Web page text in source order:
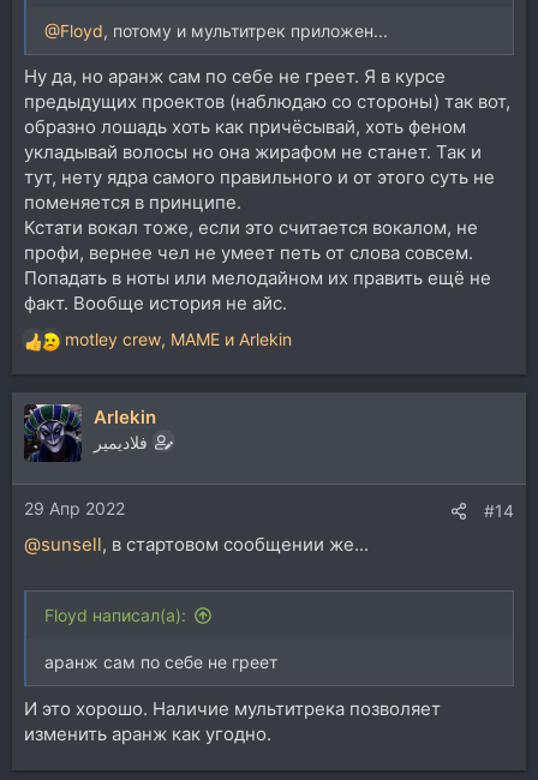
@Floyd, потому и мультитрек приложен...
Ну да, но аранж сам по себе не греет. Я в курсе
предыдущих проектов (наблюдаю со стороны) так вот,
образно лошадь хоть как причёсывай, хоть феном
укладывай волосы но она жирафом не станет. Так и
тут, нету ядра самого правильного и от этого суть не
поменяется в принципе.
Кстати вокал тоже, если это считается вокалом, не
профи, вернее чел не умеет петь от слова совсем.
Попадать в ноты или мелодайном их править ещё не
факт. Вообще история не айс.
Р
е
а
к
ц
и
и
:
motley crew, MAME и Arlekin
Arlekin
فلاديمير
29 Апр 2022 #14
@sunsell, в стартовом сообщении же...
Floyd написал(а):
аранж сам по себе не греет
И это хорошо. Наличие мультитрека позволяет
изменить аранж как угодно.